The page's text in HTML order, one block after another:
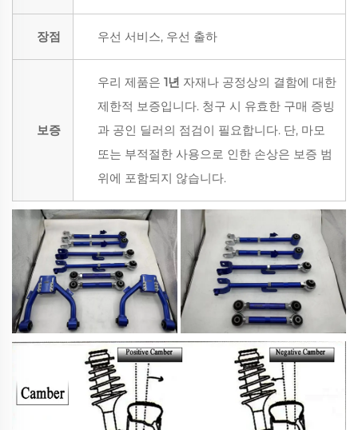
장점 우선 서비스, 우선 출하
보증
우리 제품은 1년 자재나 공정상의 결함에 대한
제한적 보증입니다. 청구 시 유효한 구매 증빙
과 공인 딜러의 점검이 필요합니다. 단, 마모
또는 부적절한 사용으로 인한 손상은 보증 범
위에 포함되지 않습니다.